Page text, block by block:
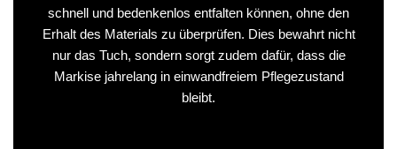
schnell und bedenkenlos entfalten können, ohne den
Erhalt des Materials zu überprüfen. Dies bewahrt nicht
nur das Tuch, sondern sorgt zudem dafür, dass die
Markise jahrelang in einwandfreiem Pflegezustand
bleibt.